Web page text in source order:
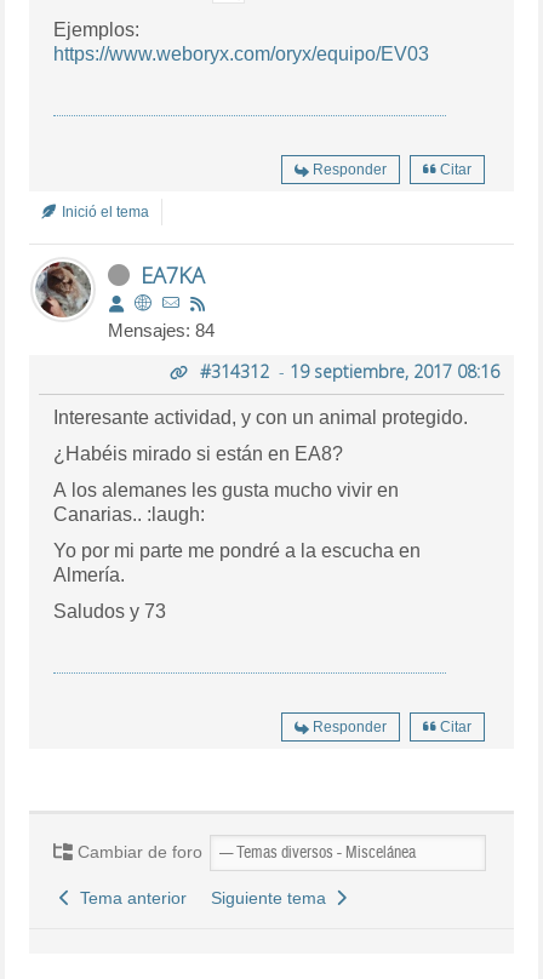
Ejemplos:
https://www.weboryx.com/oryx/equipo/EV03
Responder Citar
Inició el tema
EA7KA
Mensajes: 84
#314312- 19 septiembre, 2017 08:16
Interesante actividad, y con un animal protegido.
¿Habéis mirado si están en EA8?
A los alemanes les gusta mucho vivir en
Canarias.. :laugh:
Yo por mi parte me pondré a la escucha en
Almería.
Saludos y 73
Responder Citar
Cambiar de foro
Tema anterior Siguiente tema